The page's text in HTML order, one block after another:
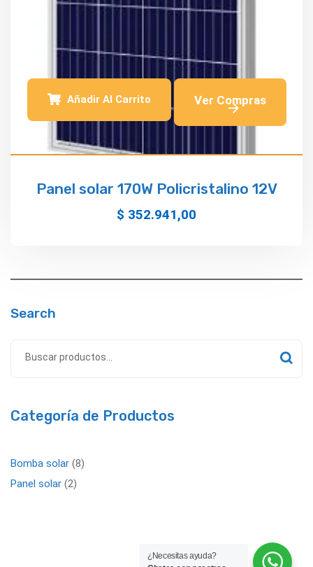
Añadir Al Carrito
Panel solar 170W Policristalino 12V
$ 352.941,00
Search
Categoría de Productos
Bomba solar 8
Panel solar 2
¿Necesitas ayuda?